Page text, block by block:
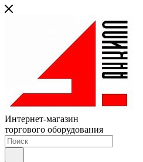
Интернет-магазин
торгового оборудования